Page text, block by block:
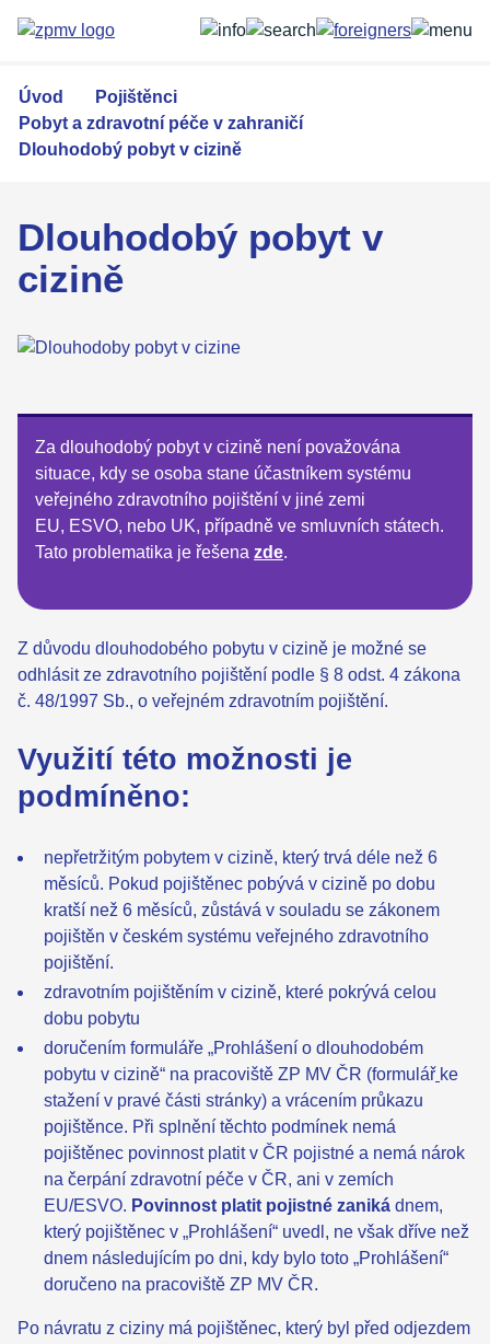
obsahu
Úvod
Pojištěnci
Pobyt a zdravotní péče v zahraničí
Dlouhodobý pobyt v cizině
Dlouhodobý pobyt v
cizině
Za dlouhodobý pobyt v cizině není považována
situace, kdy se osoba stane účastníkem systému
veřejného zdravotního pojištění v jiné zemi
EU, ESVO, nebo UK, případně ve smluvních státech.
Tato problematika je řešena zde.
Z důvodu dlouhodobého pobytu v cizině je možné se
odhlásit ze zdravotního pojištění podle § 8 odst. 4 zákona
č. 48/1997 Sb., o veřejném zdravotním pojištění.
Využití této možnosti je
podmíněno:
nepřetržitým pobytem v cizině, který trvá déle než 6
měsíců. Pokud pojištěnec pobývá v cizině po dobu
kratší než 6 měsíců, zůstává v souladu se zákonem
pojištěn v českém systému veřejného zdravotního
pojištění.
zdravotním pojištěním v cizině, které pokrývá celou
dobu pobytu
doručením formuláře „Prohlášení o dlouhodobém
pobytu v cizině“ na pracoviště ZP MV ČR (formulář ke
stažení v pravé části stránky) a vrácením průkazu
pojištěnce. Při splnění těchto podmínek nemá
pojištěnec povinnost platit v ČR pojistné a nemá nárok
na čerpání zdravotní péče v ČR, ani v zemích
EU/ESVO. Povinnost platit pojistné zaniká dnem,
který pojištěnec v „Prohlášení“ uvedl, ne však dříve než
dnem následujícím po dni, kdy bylo toto „Prohlášení“
doručeno na pracoviště ZP MV ČR.
Po návratu z ciziny má pojištěnec, který byl před odjezdem